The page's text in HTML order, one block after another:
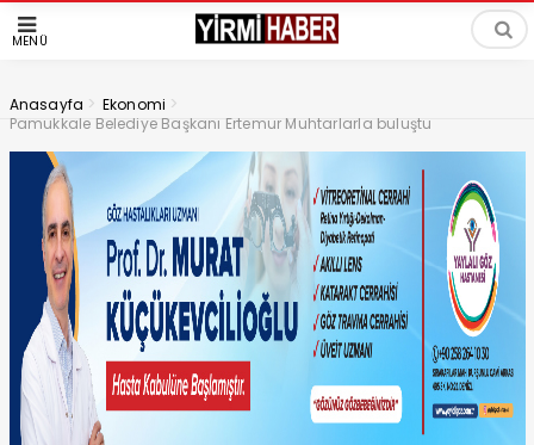
MENÜ
Anasayfa > Ekonomi >
Pamukkale Belediye Başkanı Ertemur Muhtarlarla buluştu